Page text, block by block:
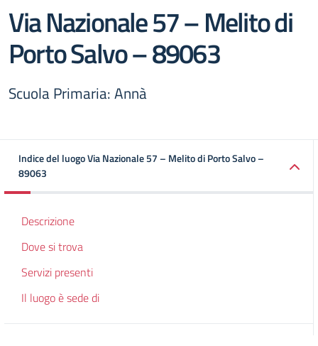
Via Nazionale 57 – Melito di
Porto Salvo – 89063
Scuola Primaria: Annà
Indice del luogo Via Nazionale 57 – Melito di Porto Salvo –
89063
Descrizione
Dove si trova
Servizi presenti
Il luogo è sede di